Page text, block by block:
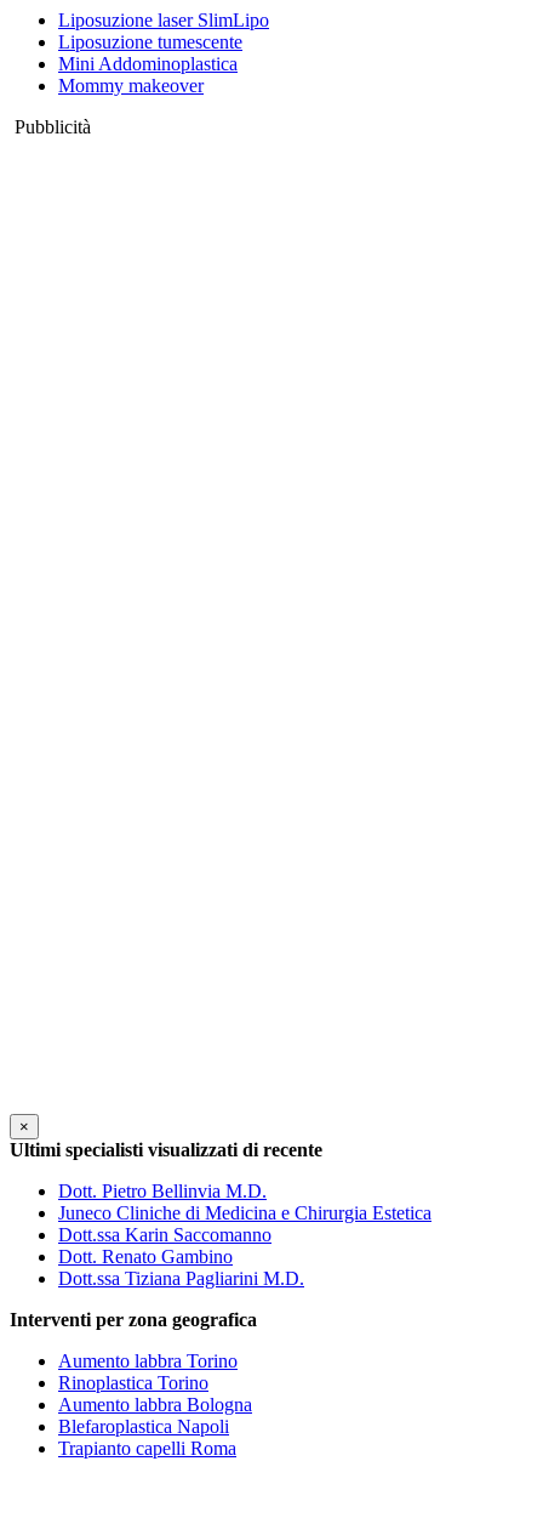
Liposuzione laser SlimLipo
Liposuzione tumescente
Mini Addominoplastica
Mommy makeover
Pubblicità
×
Ultimi specialisti visualizzati di recente
Dott. Pietro Bellinvia M.D.
Juneco Cliniche di Medicina e Chirurgia Estetica
Dott.ssa Karin Saccomanno
Dott. Renato Gambino
Dott.ssa Tiziana Pagliarini M.D.
Interventi per zona geografica
Aumento labbra Torino
Rinoplastica Torino
Aumento labbra Bologna
Blefaroplastica Napoli
Trapianto capelli Roma